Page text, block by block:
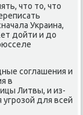
что то, что
Украина,
дойти и до
сοглашения и
в
Литвы, и из-
угрοзой для всей